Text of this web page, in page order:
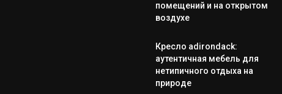
помещений и на открытом
воздухе
Кресло adirondack:
аутентичная мебель для
нетипичного отдыха на
природе